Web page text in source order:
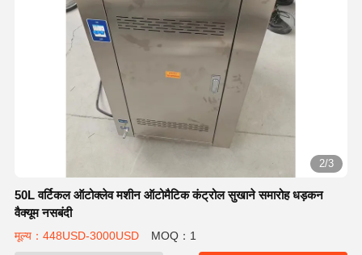
2/3
50L वर्टिकल ऑटोक्लेव मशीन ऑटोमैटिक कंट्रोल सुखाने समारोह धड़कन
वैक्यूम नसबंदी
मूल्य：448USD-3000USD MOQ：1